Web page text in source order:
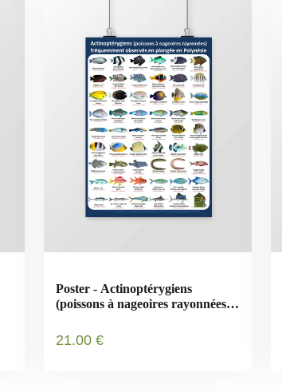
Poster - Actinoptérygiens
(poissons à nageoires rayonnées)
21.00 €